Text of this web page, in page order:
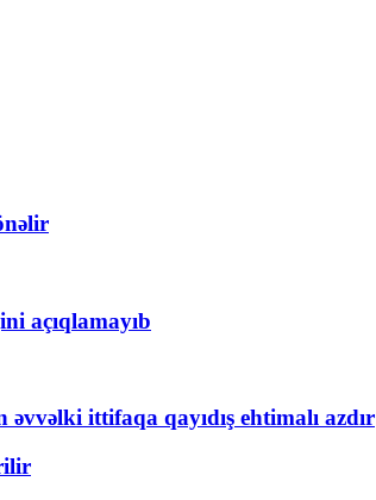
açıqlamayıb
ittifaqa qayıdış ehtimalı azdır